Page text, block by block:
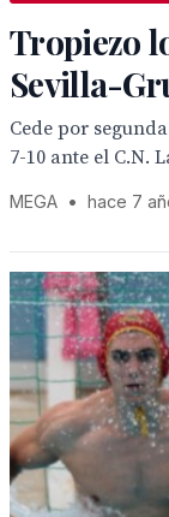
Tropiezo
Sevilla-
Cede por
7-10 ante el C.N.
MEGA • hace 7